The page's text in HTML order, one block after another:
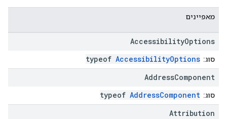
מאפיינים
AccessibilityOptions
סוג: typeof AccessibilityOptions
AddressComponent
סוג: typeof AddressComponent
Attribution